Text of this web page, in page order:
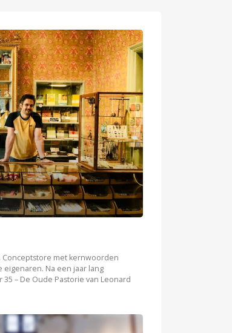
Conceptstore met kernwoorden
eigenaren. Na een jaar lang
– De Oude Pastorie van Leonard